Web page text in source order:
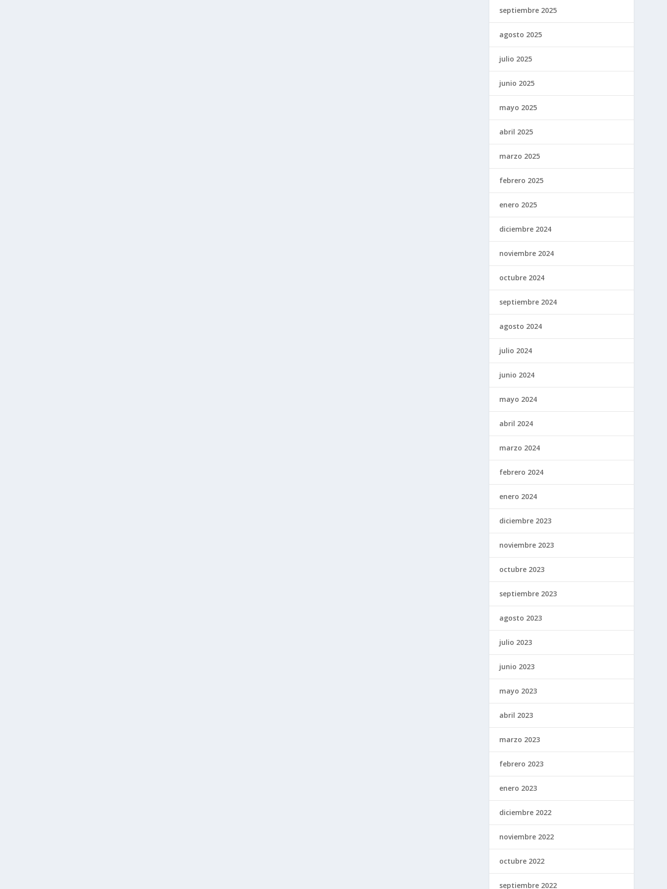
septiembre 2025
agosto 2025
julio 2025
junio 2025
mayo 2025
abril 2025
marzo 2025
febrero 2025
enero 2025
diciembre 2024
noviembre 2024
octubre 2024
septiembre 2024
agosto 2024
julio 2024
junio 2024
mayo 2024
abril 2024
marzo 2024
febrero 2024
enero 2024
diciembre 2023
noviembre 2023
octubre 2023
septiembre 2023
agosto 2023
julio 2023
junio 2023
mayo 2023
abril 2023
marzo 2023
febrero 2023
enero 2023
diciembre 2022
noviembre 2022
octubre 2022
septiembre 2022